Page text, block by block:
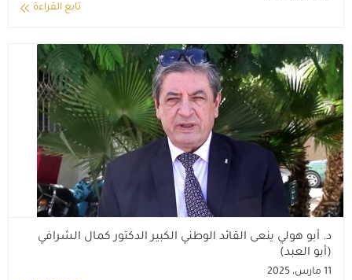
تابع القراءة
د. أبو هولي ينعى القائد الوطني الكبير الدكتور كمال الشرافي
(أبو العبد)
11 مارس، 2025